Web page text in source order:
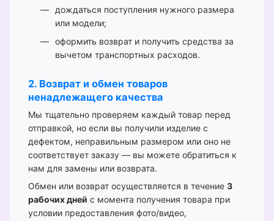
дождаться поступления нужного размера
или модели;
оформить возврат и получить средства за
вычетом транспортных расходов.
2. Возврат и обмен товаров
ненадлежащего качества
Мы тщательно проверяем каждый товар перед
отправкой, но если вы получили изделие с
дефектом, неправильным размером или оно не
соответствует заказу — вы можете обратиться к
нам для замены или возврата.
Обмен или возврат осуществляется в течение 3
рабочих дней с момента получения товара при
условии предоставления фото/видео,